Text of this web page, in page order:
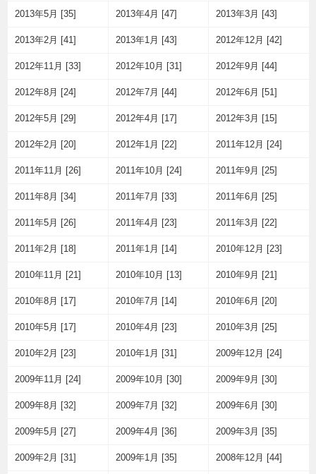
2013年5月 [35] 2013年4月 [47] 2013年3月 [43]
2013年2月 [41] 2013年1月 [43] 2012年12月 [42]
2012年11月 [33] 2012年10月 [31] 2012年9月 [44]
2012年8月 [24] 2012年7月 [44] 2012年6月 [51]
2012年5月 [29] 2012年4月 [17] 2012年3月 [15]
2012年2月 [20] 2012年1月 [22] 2011年12月 [24]
2011年11月 [26] 2011年10月 [24] 2011年9月 [25]
2011年8月 [34] 2011年7月 [33] 2011年6月 [25]
2011年5月 [26] 2011年4月 [23] 2011年3月 [22]
2011年2月 [18] 2011年1月 [14] 2010年12月 [23]
2010年11月 [21] 2010年10月 [13] 2010年9月 [21]
2010年8月 [17] 2010年7月 [14] 2010年6月 [20]
2010年5月 [17] 2010年4月 [23] 2010年3月 [25]
2010年2月 [23] 2010年1月 [31] 2009年12月 [24]
2009年11月 [24] 2009年10月 [30] 2009年9月 [30]
2009年8月 [32] 2009年7月 [32] 2009年6月 [30]
2009年5月 [27] 2009年4月 [36] 2009年3月 [35]
2009年2月 [31] 2009年1月 [35] 2008年12月 [44]